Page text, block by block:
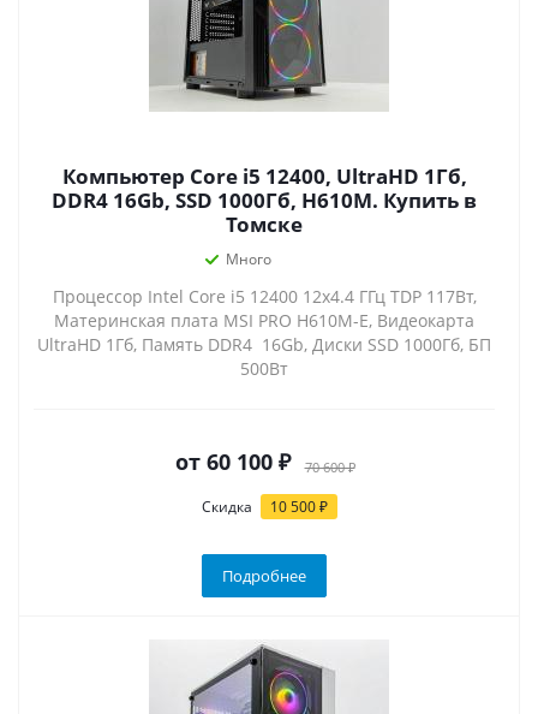
Компьютер Core i5 12400, UltraHD 1Гб,
DDR4 16Gb, SSD 1000Гб, H610M. Купить в
Томске
Много
Процессор Intel Core i5 12400 12x4.4 ГГц TDP 117Вт,
Материнская плата MSI PRO H610M-E, Видеокарта
UltraHD 1Гб, Память DDR4 16Gb, Диски SSD 1000Гб, БП
500Вт
от 60 100 ₽ 70 600 ₽
Скидка 10 500 ₽
Подробнее